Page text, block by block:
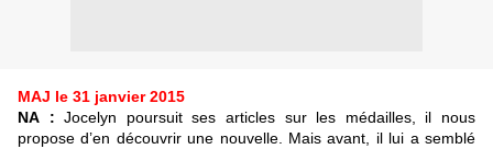
MAJ le 31 janvier 2015
NA : Jocelyn poursuit ses articles sur les médailles, il nous
propose d’en découvrir une nouvelle. Mais avant, il lui a semblé